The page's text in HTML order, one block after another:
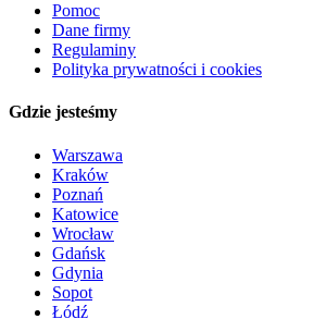
Pomoc
Dane firmy
Regulaminy
Polityka prywatności i cookies
Gdzie jesteśmy
Warszawa
Kraków
Poznań
Katowice
Wrocław
Gdańsk
Gdynia
Sopot
Łódź